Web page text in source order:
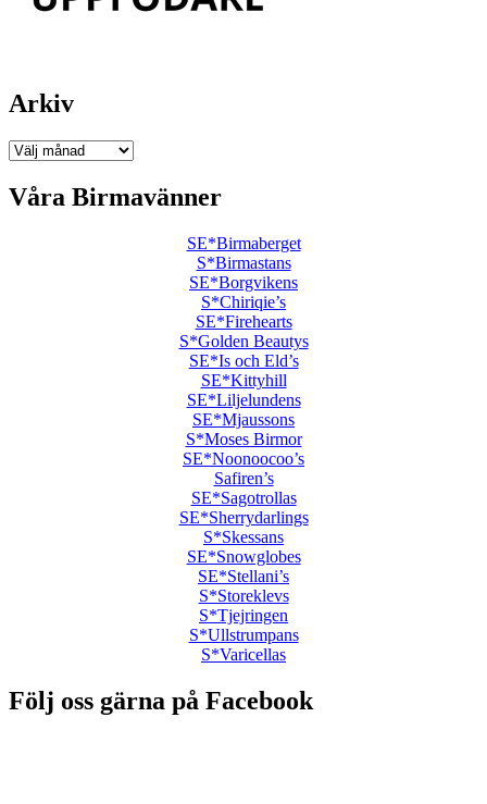
Arkiv
Arkiv
Våra Birmavänner
SE*Birmaberget
S*Birmastans
SE*Borgvikens
S*Chiriqie’s
SE*Firehearts
S*Golden Beautys
SE*Is och Eld’s
SE*Kittyhill
SE*Liljelundens
SE*Mjaussons
S*Moses Birmor
SE*Noonoocoo’s
Safiren’s
SE*Sagotrollas
SE*Sherrydarlings
S*Skessans
SE*Snowglobes
SE*Stellani’s
S*Storeklevs
S*Tjejringen
S*Ullstrumpans
S*Varicellas
Följ oss gärna på Facebook